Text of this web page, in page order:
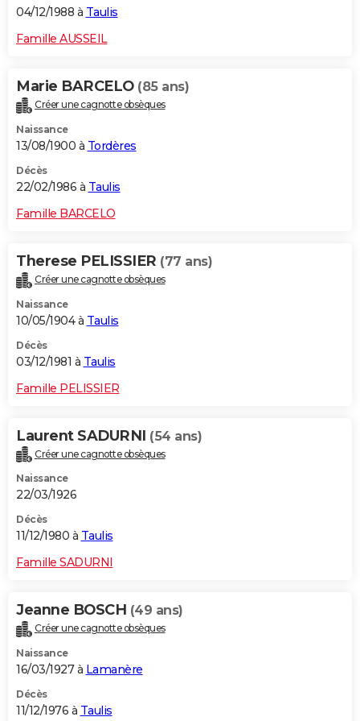
04/12/1988 à Taulis
Famille AUSSEIL
Marie BARCELO (85 ans)
Créer une cagnotte obsèques
Naissance
13/08/1900 à Tordères
Décès
22/02/1986 à Taulis
Famille BARCELO
Therese PELISSIER (77 ans)
Créer une cagnotte obsèques
Naissance
10/05/1904 à Taulis
Décès
03/12/1981 à Taulis
Famille PELISSIER
Laurent SADURNI (54 ans)
Créer une cagnotte obsèques
Naissance
22/03/1926
Décès
11/12/1980 à Taulis
Famille SADURNI
Jeanne BOSCH (49 ans)
Créer une cagnotte obsèques
Naissance
16/03/1927 à Lamanère
Décès
11/12/1976 à Taulis